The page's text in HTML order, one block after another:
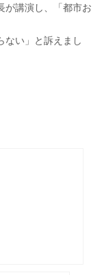
が講演し、「都市お
ない」と訴えまし